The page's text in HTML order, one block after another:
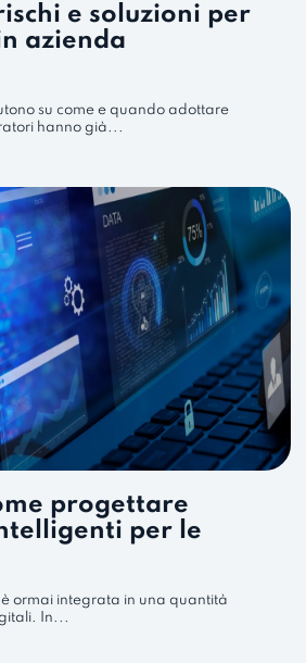
e soluzioni per
azienda
su come e quando adottare
hanno già...
progettare
per le
è ormai integrata in una quantità
In...